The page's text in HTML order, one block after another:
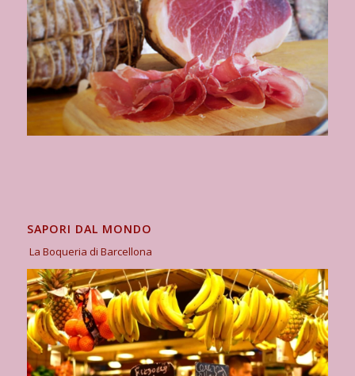
SAPORI DAL MONDO
La Boqueria di Barcellona